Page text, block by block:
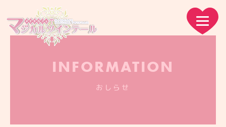
INFORMATION
おしらせ